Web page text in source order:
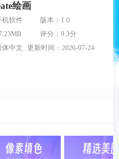
绘画
机软件
版本：1.0
评分：9.3分
体中文
更新时间：2026-07-24